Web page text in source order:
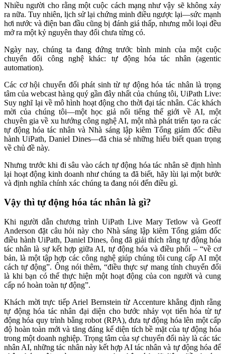
Nhiều người cho rằng một cuộc cách mạng như vậy sẽ không xảy
ra nữa. Tuy nhiên, lịch sử lại chứng minh điều ngược lại—sức mạnh
hơi nước và điện ban đầu cũng bị đánh giá thấp, nhưng mỗi loại đều
mở ra một kỷ nguyên thay đổi chưa từng có.
Ngày nay, chúng ta đang đứng trước bình minh của một cuộc
chuyển đổi công nghệ khác: tự động hóa tác nhân (agentic
automation).
Các cơ hội chuyển đổi phát sinh từ tự động hóa tác nhân là trọng
tâm của webcast hàng quý gần đây nhất của chúng tôi, UiPath Live:
Suy nghĩ lại về mô hình hoạt động cho thời đại tác nhân. Các khách
mời của chúng tôi—một học giả nổi tiếng thế giới về AI, một
chuyên gia về xu hướng công nghệ AI, một nhà phát triển tạo ra các
tự động hóa tác nhân và Nhà sáng lập kiêm Tổng giám đốc điều
hành UiPath, Daniel Dines—đã chia sẻ những hiểu biết quan trọng
về chủ đề này.
Nhưng trước khi đi sâu vào cách tự động hóa tác nhân sẽ định hình
lại hoạt động kinh doanh như chúng ta đã biết, hãy lùi lại một bước
và định nghĩa chính xác chúng ta đang nói đến điều gì.
Vậy thì tự động hóa tác nhân là gì?
Khi người dẫn chương trình UiPath Live Mary Tetlow và Geoff
Anderson đặt câu hỏi này cho Nhà sáng lập kiêm Tổng giám đốc
điều hành UiPath, Daniel Dines, ông đã giải thích rằng tự động hóa
tác nhân là sự kết hợp giữa AI, tự động hóa và điều phối – “về cơ
bản, là một tập hợp các công nghệ giúp chúng tôi cung cấp AI một
cách tự động”. Ông nói thêm, “điều thực sự mang tính chuyển đổi
là khi bạn có thể thực hiện một hoạt động của con người và cung
cấp nó hoàn toàn tự động”.
Khách mời trực tiếp Ariel Bernstein từ Accenture khẳng định rằng
tự động hóa tác nhân đại diện cho bước nhảy vọt tiến hóa từ tự
động hóa quy trình bằng robot (RPA), đưa tự động hóa lên một cấp
độ hoàn toàn mới và tăng đáng kể diện tích bề mặt của tự động hóa
trong một doanh nghiệp. Trọng tâm của sự chuyển đổi này là các tác
nhân AI, những tác nhân này kết hợp AI tác nhân và tự động hóa để